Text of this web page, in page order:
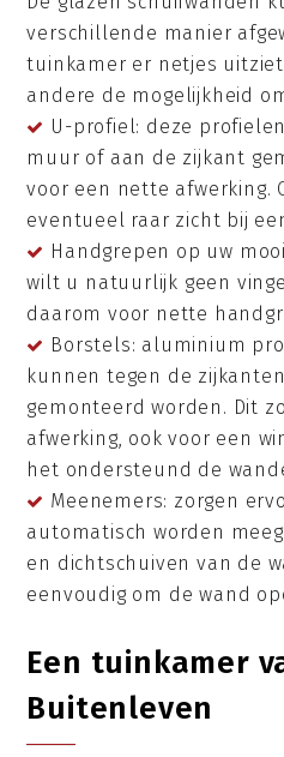
verschillende manier
tuinkamer er netjes
andere de mogelijkheid
U-profiel: deze
muur of aan de zijkant
voor een nette afwerking.
eventueel raar zicht bij
Handgrepen op uw
wilt u natuurlijk geen
daarom voor nette
Borstels: aluminium
kunnen tegen de
gemonteerd worden. Dit
afwerking, ook voor een
het ondersteund de
Meenemers: zorgen
automatisch worden
en dichtschuiven van de
eenvoudig om de wand
Een tuinkamer
Buitenleven